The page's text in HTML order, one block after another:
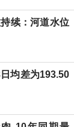
续：河道水位
均差为193.50